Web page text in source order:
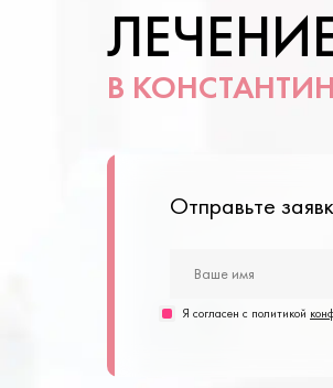
В
Отправьте
Я согласен с политикой